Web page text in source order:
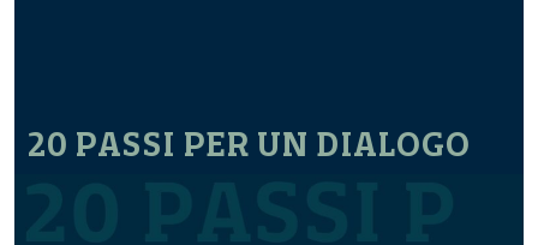
20 PASSI PER UN DIALOGO